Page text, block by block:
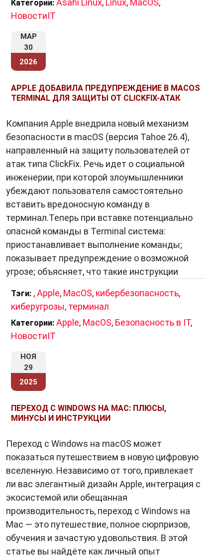
создавать музыку, видео, дизайны и другие
Заключение
macOS— этооперационная система, которая
сочетает в себе интуитивный интерфейс,
производительность. Она оказывает
положительное влияние на продуктивность и
творческие способности пользователей,
делая работу на компьютере более
эффективной и приятной. С постоянными
обновлениями и инновациями, macOS
остается одной из ведущих операционных
систем в мире компьютеров.
Категории: Asahi Linux, Linux, MacOS,
НовостиIT
МАР
30
2026
APPLE ДОБАВИЛА ПРЕДУПРЕЖДЕНИЕ В MACOS
TERMINAL ДЛЯ ЗАЩИТЫ ОТ CLICKFIX-АТАК
Компания Apple внедрила новый механизм
безопасности в macOS (версия Tahoe 26.4),
направленный на защиту пользователей от
атак типа ClickFix. Речь идет о социальной
инженерии, при которой злоумышленники
убеждают пользователя самостоятельно
вставить вредоносную команду в
терминал.Теперь при вставке потенциально
опасной команды в Terminal система:
приостанавливает выполнение команды;
показывает предупреждение о возможной
угрозе; объясняет, что такие инструкции
Тэги: ,Apple, MacOS, кибербезопасность,
киберугрозы, терминал
Категории: Apple, MacOS, Безопасность в IT,
НовостиIT
НОЯ
29
2025
ПЕРЕХОД С WINDOWS НА MAC: ПЛЮСЫ,
МИНУСЫ И ИНСТРУКЦИИ
Переход с Windows на macOS может
показаться путешествием в новую цифровую
вселенную. Независимо от того, привлекает
ли вас элегантный дизайн Apple, интеграция с
экосистемой или обещанная
производительность, переход с Windows на
Mac — это путешествие, полное сюрпризов,
обучения и зачастую удовольствия. В этой
статье вы найдёте как личный опыт